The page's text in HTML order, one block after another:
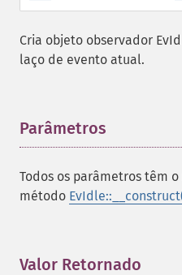
Cria objeto observador
laço de evento atual.
Parâmetros
Todos os parâmetros têm
método
Valor Retornado